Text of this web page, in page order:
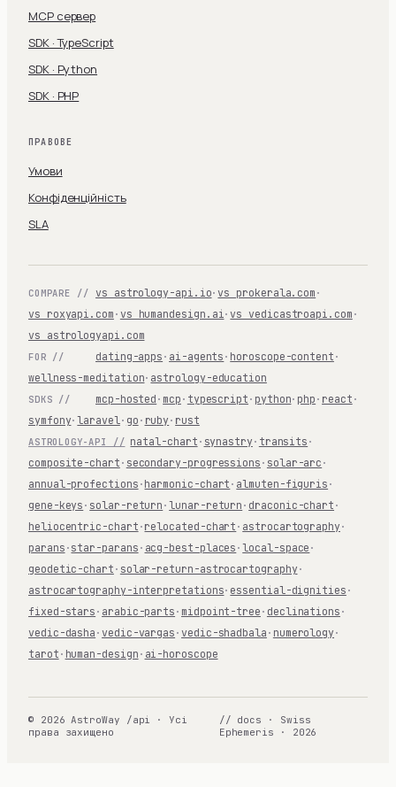
MCP сервер
SDK · TypeScript
SDK · Python
SDK · PHP
ПРАВОВЕ
Умови
Конфіденційність
SLA
COMPARE // vs astrology-api.io·vs prokerala.com ·
vs roxyapi.com · vs humandesign.ai ·vs vedicastroapi.com ·
vs astrologyapi.com
FOR // dating-apps · ai-agents · horoscope-content ·
wellness-meditation· astrology-education
SDKS // mcp-hosted · mcp · typescript · python· php · react ·
symfony·laravel · go · ruby · rust
ASTROLOGY-API // natal-chart · synastry · transits ·
composite-chart · secondary-progressions · solar-arc ·
annual-profections · harmonic-chart · almuten-figuris ·
gene-keys · solar-return ·lunar-return · draconic-chart ·
heliocentric-chart · relocated-chart · astrocartography ·
parans · star-parans · acg-best-places ·local-space ·
geodetic-chart · solar-return-astrocartography ·
astrocartography-interpretations· essential-dignities ·
fixed-stars · arabic-parts · midpoint-tree · declinations ·
vedic-dasha ·vedic-vargas ·vedic-shadbala · numerology ·
tarot · human-design · ai-horoscope
© 2026 AstroWay /api · Усі
права захищено
// docs · Swiss
Ephemeris · 2026